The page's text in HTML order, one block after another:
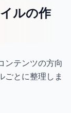
ルの作
ンテンツの方向
ごとに整理しま